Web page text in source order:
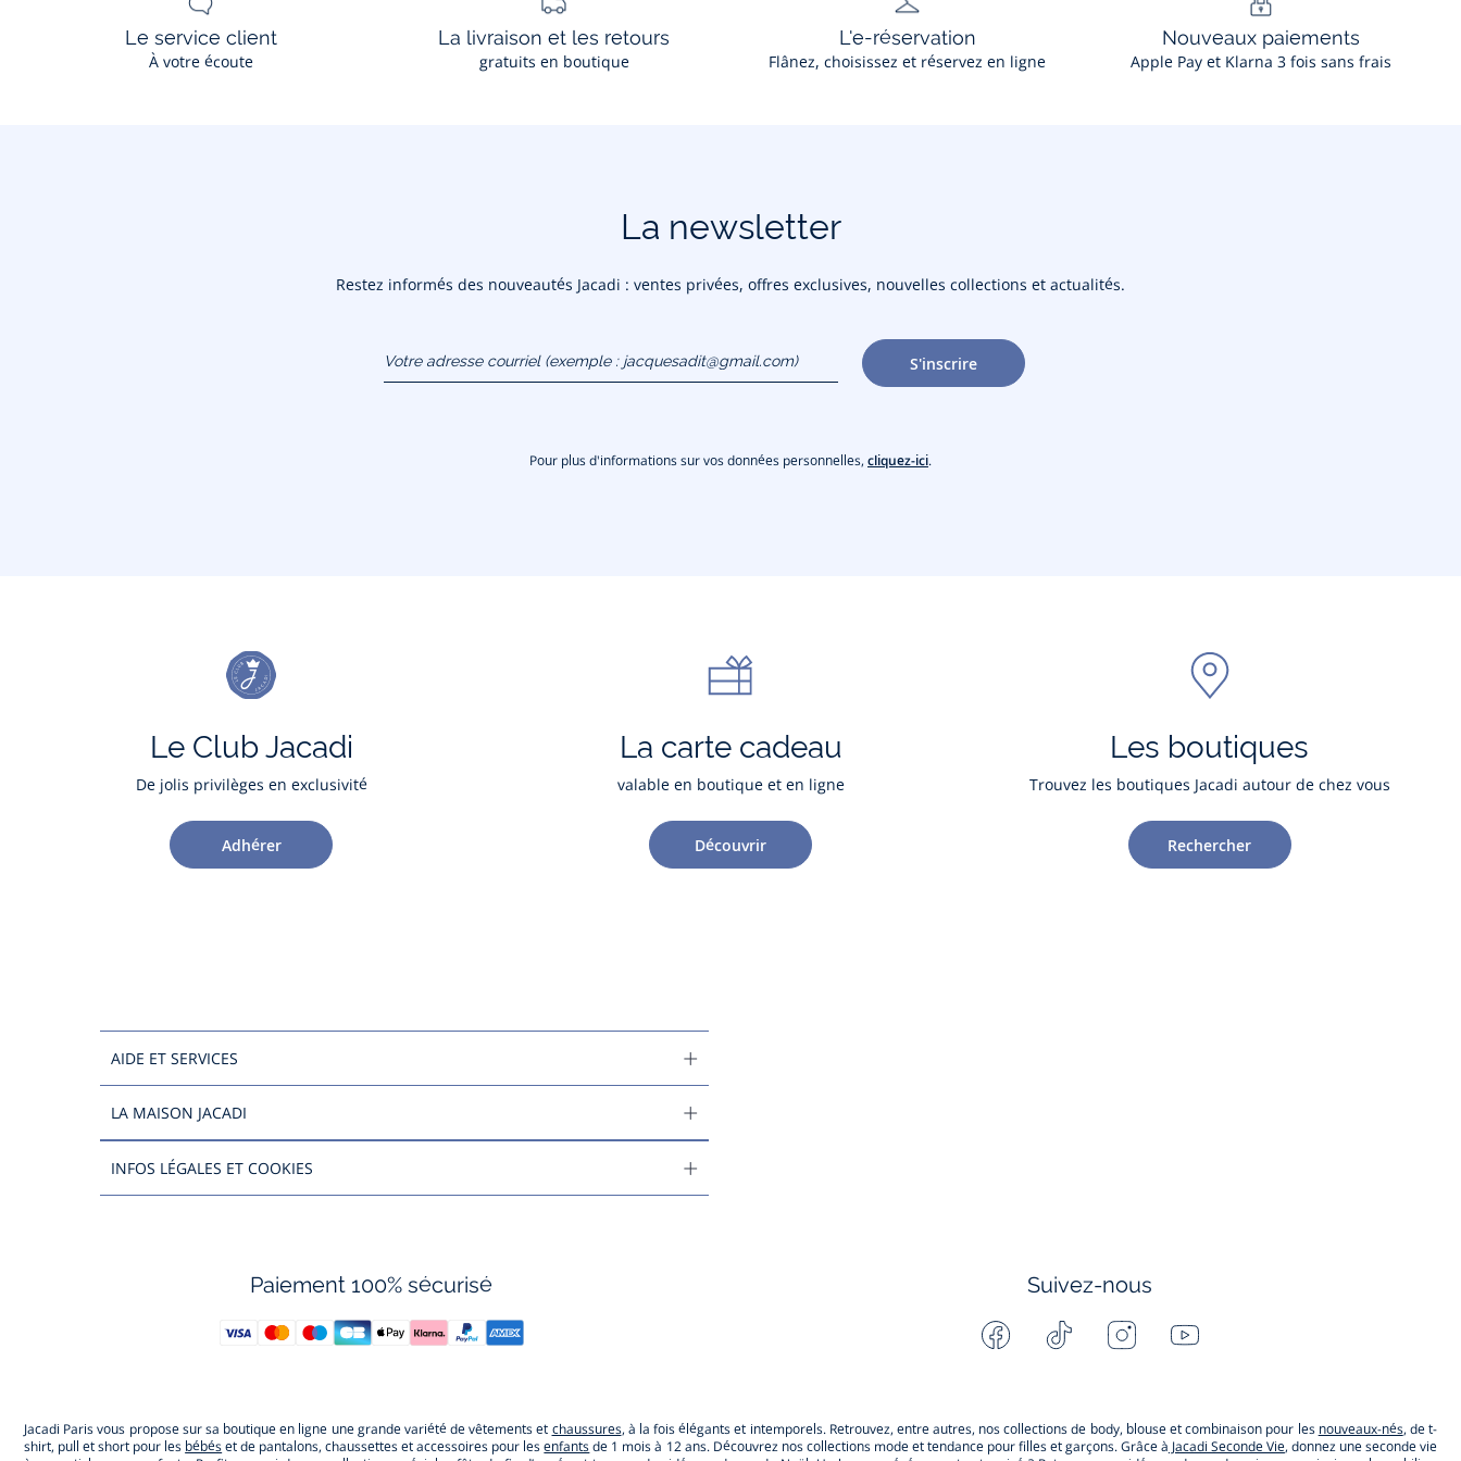
Le service client
À votre écoute
La livraison et les retours
gratuits en boutique
L'e-réservation
Flânez, choisissez et réservez en ligne
Nouveaux paiements
Apple Pay et Klarna 3 fois sans frais
La newsletter
Restez informés des nouveautés Jacadi : ventes privées, offres exclusives, nouvelles collections et actualités.
(exemple :
jacquesadit@gmail.com)
S'inscrire
Pour plus d'informations sur vos données personnelles, cliquez-ici.
Le Club Jacadi
De jolis privilèges en exclusivité
Adhérer
La carte cadeau
valable en boutique et en ligne
Découvrir
Les boutiques
Trouvez les boutiques Jacadi autour de chez vous
Rechercher
AIDE ET SERVICES
LA MAISON JACADI
INFOS LÉGALES ET COOKIES
Paiement 100% sécurisé Suivez-nous
Facebook Tiktok InstagramYoutube
Jacadi Paris vous propose sur sa boutique en ligne une grande variété de vêtements et chaussures, à la fois élégants et intemporels. Retrouvez, entre autres, nos collections de body, blouse et combinaison pour les nouveaux-nés, de t-
shirt, pull et short pour les bébéset de pantalons, chaussettes et accessoires pour lesenfantsde 1 mois à 12 ans. Découvrez nos collections mode et tendance pour filles et garçons. Grâce à Jacadi Seconde Vie, donnez une seconde vie